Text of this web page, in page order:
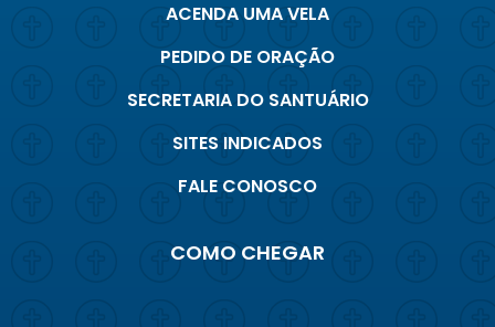
ACENDA UMA VELA
PEDIDO DE ORAÇÃO
SECRETARIA DO SANTUÁRIO
SITES INDICADOS
FALE CONOSCO
COMO CHEGAR